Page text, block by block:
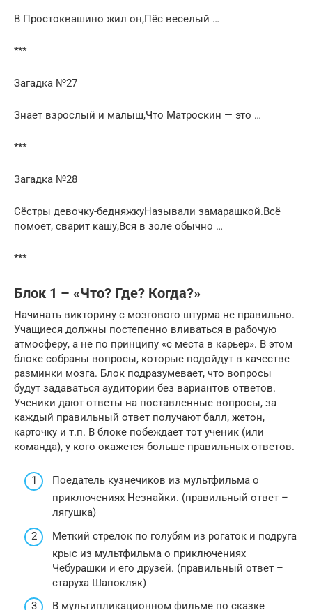
В Простоквашино жил он,Пёс веселый …
***
Загадка №27
Знает взрослый и малыш,Что Матроскин — это …
***
Загадка №28
Сёстры девочку-бедняжкуНазывали замарашкой.Всё
помоет, сварит кашу,Вся в золе обычно …
***
Блок 1 – «Что? Где? Когда?»
Начинать викторину с мозгового штурма не правильно.
Учащиеся должны постепенно вливаться в рабочую
атмосферу, а не по принципу «с места в карьер». В этом
блоке собраны вопросы, которые подойдут в качестве
разминки мозга. Блок подразумевает, что вопросы
будут задаваться аудитории без вариантов ответов.
Ученики дают ответы на поставленные вопросы, за
каждый правильный ответ получают балл, жетон,
карточку и т.п. В блоке побеждает тот ученик (или
команда), у кого окажется больше правильных ответов.
Поедатель кузнечиков из мультфильма о
приключениях Незнайки. (правильный ответ –
лягушка)
Меткий стрелок по голубям из рогаток и подруга
крыс из мультфильма о приключениях
Чебурашки и его друзей. (правильный ответ –
старуха Шапокляк)
В мультипликационном фильме по сказке